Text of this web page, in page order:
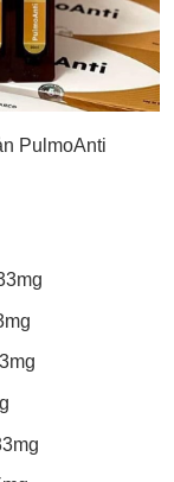
PulmoAnti